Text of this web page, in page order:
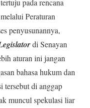
pada rencana
Peraturan
penyusunannya,
di Senayan
aturan ini jangan
bahasa hukum dan
tersebut di anggap
muncul spekulasi liar